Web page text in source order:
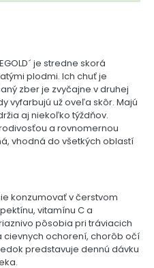
je stredne skorá
plodmi. Ich chuť je
zber je zvyčajne v druhej
vyfarbujú už oveľa skôr. Majú
aj niekoľko týždňov.
a rovnomernou
vhodná do všetkých oblastí
konzumovať v čerstvom
vitamínu C a
pôsobia pri tráviacich
cievnych ochorení, chorôb očí
predstavuje dennú dávku